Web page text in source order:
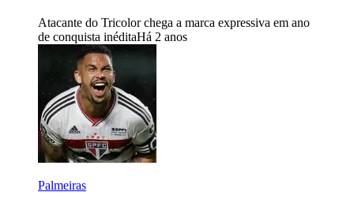
Atacante do Tricolor chega a marca expressiva em ano
de conquista inéditaHá 2 anos
Palmeiras